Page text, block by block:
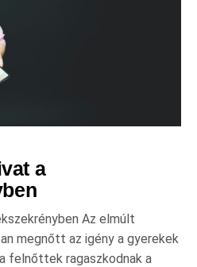
a
Az elmúlt
megnőtt az igény a gyerekek
felnőttek ragaszkodnak a